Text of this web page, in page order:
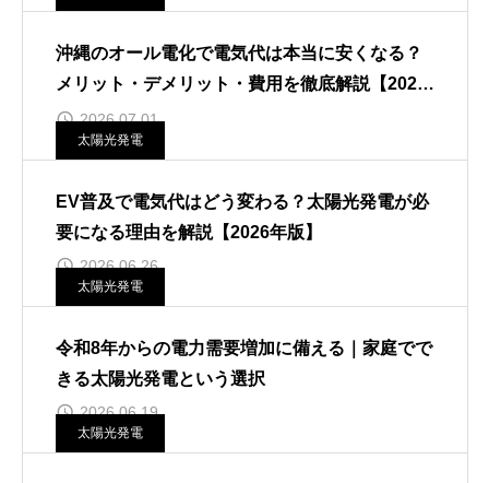
沖縄のオール電化で電気代は本当に安くなる？
メリット・デメリット・費用を徹底解説【2026
年最新版】
2026.07.01
太陽光発電
EV普及で電気代はどう変わる？太陽光発電が必
要になる理由を解説【2026年版】
2026.06.26
太陽光発電
令和8年からの電力需要増加に備える｜家庭でで
きる太陽光発電という選択
2026.06.19
太陽光発電